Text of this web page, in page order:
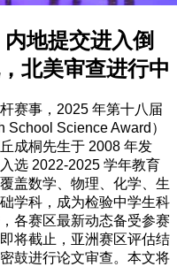
地提交进入倒
北美审查进行中
赛事，2025 年第十八届
School Science Award）
成桐先生于 2008 年发
选 2022-2025 学年教育
盖数学、物理、化学、生
学科，成为检验中学生科
各赛区最新动态备受参赛
将截止，亚洲赛区评估结
鼓进行论文审查。本文将